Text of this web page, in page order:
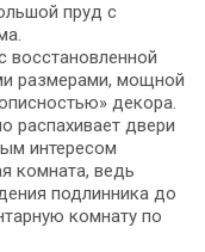
пруд с
восстановленной
размерами, мощной
декора.
распахивает двери
интересом
комната, ведь
подлинника до
комнату по